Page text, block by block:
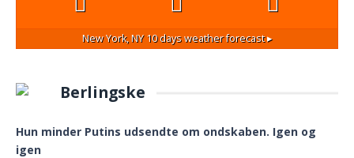
New York, NY10 days weather forecast ▸
Berlingske
Hun minder Putins udsendte om ondskaben. Igen og
igen